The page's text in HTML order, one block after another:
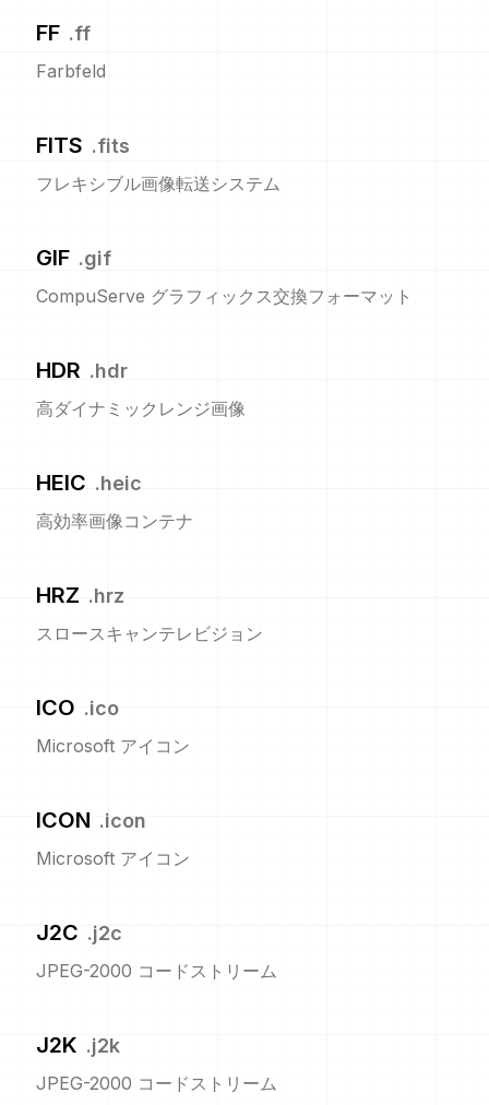
FF .ff
Farbfeld
FITS .fits
フレキシブル画像転送システム
GIF .gif
CompuServe グラフィックス交換フォーマット
HDR .hdr
高ダイナミックレンジ画像
HEIC .heic
高効率画像コンテナ
HRZ .hrz
スロースキャンテレビジョン
ICO .ico
Microsoft アイコン
ICON .icon
Microsoft アイコン
J2C .j2c
JPEG-2000 コードストリーム
J2K .j2k
JPEG-2000 コードストリーム